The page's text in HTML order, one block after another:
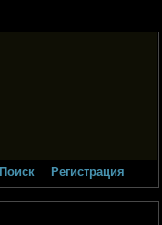
Поиск
Регистрация